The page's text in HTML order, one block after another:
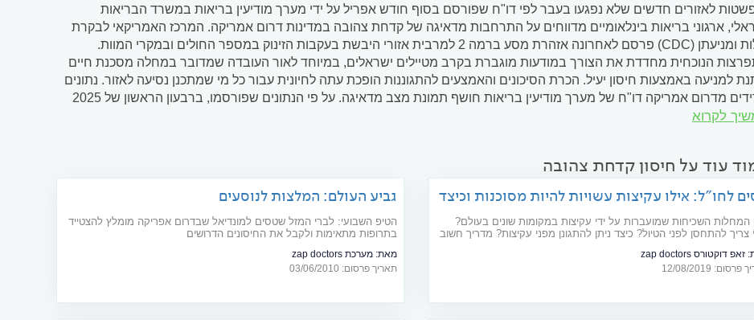
לאזורים חדשים שלא נפגעו בעבר לפי דו"ח שפורסם בסוף חודש אפריל על ידי מערך מודיעין בריאות במשרד הבריאות
ארגוני בריאות בינלאומיים מדווחים על התרחבות מדאיגה של קדחת צהובה במדינות דרום אמריקה. המרכז האמריקאי לבקרת
מחלות ומניעתן (CDC) פרסם לאחרונה אזהרת מסע ברמה 2 למרבית אזורי היבשת בעקבות הזינוק במספר החולים ובמקרי המוות.
הנוכחית מחדדת את הצורך במודעות מוגברת בקרב מטיילים ישראלים, במיוחד לאור העובדה שמדובר במחלה מסכנת חיים
למניעה באמצעות חיסון יעיל. הכרת הסיכונים והאמצעים להתגוננות הופכת עתה לחיונית עבור כל מי שמתכנן נסיעה לאזור. נתונים
מטרידים מדרום אמריקה דו"ח של מערך מודיעין בריאות חושף תמונת מצב מדאיגה. על פי הנתונים שפורסמו, ברבעון הראשון של 2025
מקרי קדחת צהובה בארבע...
לקרוא
עוד על חיסון קדחת צהובה
לחו"ל: אילו עקיצות עשויות להיות מסוכנות וכיצד
המחלות השכיחות שמועברות על ידי עקיצות במקומות שונים בעולם?
צריך להתחסן לפני הטיול? כיצד ניתן להתגונן מפני עקיצות? מדריך חשוב
זאפ דוקטורס zap doctors
12/08/2019
גביע העולם: המלצות לנוסעים
הטיפ השבועי: לברי המזל שטסים למונדיאל שבדרום אפריקה מומלץ להצטייד
בתרופות מתאימות ולקבל את החיסונים הדרושים
מאת: מערכת zap doctors
תאריך פרסום: 03/06/2010